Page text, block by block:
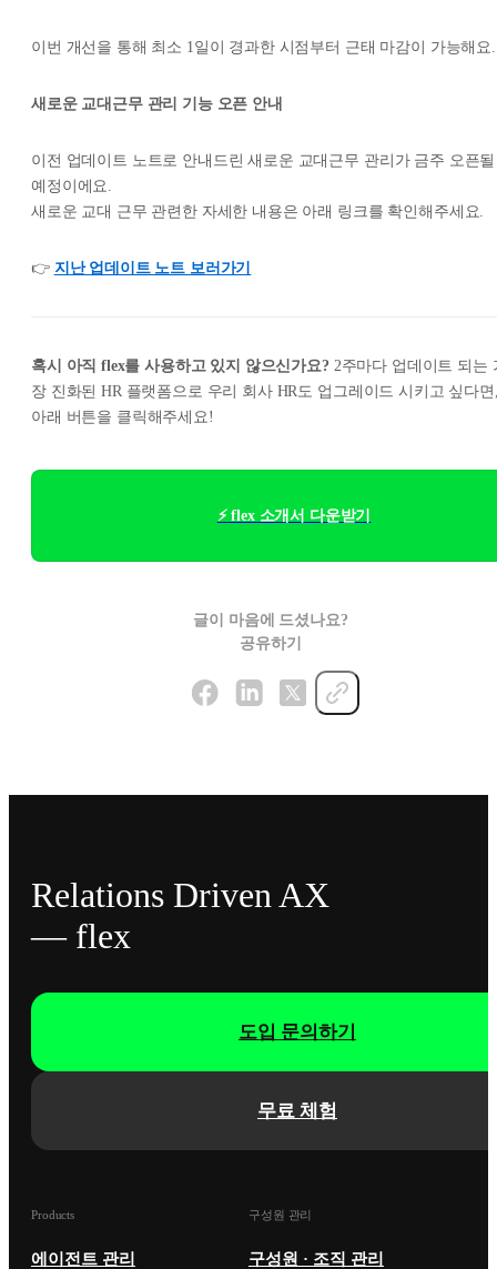
이번 개선을 통해 최소 1일이 경과한 시점부터 근태 마감이 가능해요.
새로운 교대근무 관리 기능 오픈 안내
이전 업데이트 노트로 안내드린 새로운 교대근무 관리가 금주 오픈될
예정이에요.
새로운 교대 근무 관련한 자세한 내용은 아래 링크를 확인해주세요.
👉 지난 업데이트 노트 보러가기
혹시 아직 flex를 사용하고 있지 않으신가요? 2주마다 업데이트 되는
장 진화된 HR 플랫폼으로 우리 회사 HR도 업그레이드 시키고 싶다
아래 버튼을 클릭해주세요!
⚡ flex 소개서 다운받기
글이 마음에 드셨나요?
공유하기
Relations Driven AX
— flex
무료 체험
도입 문의하기
Products
에이전트 관리
구성원 관리
구성원 · 조직 관리